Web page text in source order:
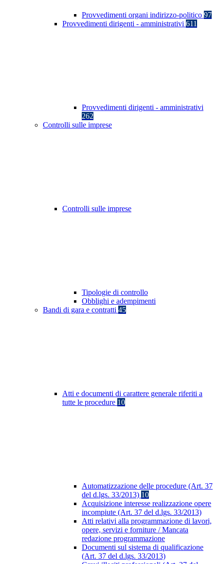
Provvedimenti organi indirizzo-politico 97
Provvedimenti dirigenti - amministrativi 611
Provvedimenti dirigenti - amministrativi
262
Controlli sulle imprese
Controlli sulle imprese
Tipologie di controllo
Obblighi e adempimenti
Bandi di gara e contratti 45
Atti e documenti di carattere generale riferiti a
tutte le procedure 10
Automatizzazione delle procedure (Art. 37
del d.lgs. 33/2013) 10
Acquisizione interesse realizzazione opere
incompiute (Art. 37 del d.lgs. 33/2013)
Atti relativi alla programmazione di lavori,
opere, servizi e forniture / Mancata
redazione programmazione
Documenti sul sistema di qualificazione
(Art. 37 del d.lgs. 33/2013)